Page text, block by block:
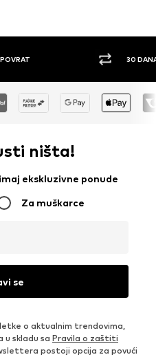
ništa!
ekskluzivne ponude
Za muškarce
se
o aktualnim trendovima,
u skladu sa Pravila o zaštiti
postoji opcija za povući